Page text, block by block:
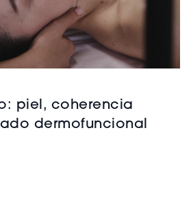
piel, coherencia
dermofuncional